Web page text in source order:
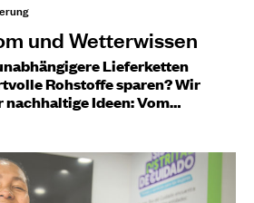
und Wetterwissen
Lieferketten
Rohstoffe sparen? Wir
Ideen: Vom…